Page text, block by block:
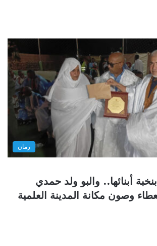
زمان
أبنائها.. والبو ولد حمدي
وصون مكانة المدينة العلمية